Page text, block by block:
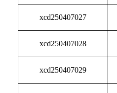
xcd250407027
xcd250407028
xcd250407029